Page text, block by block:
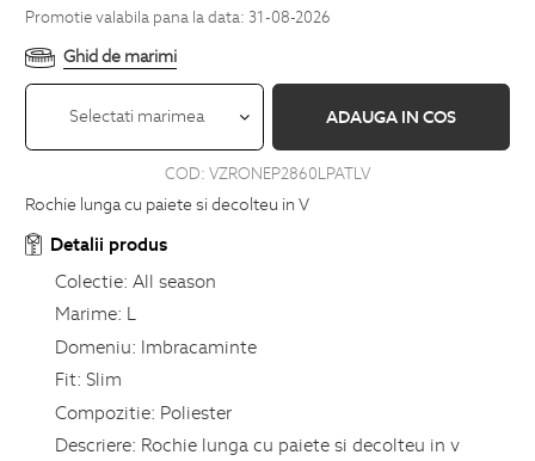
Promotie valabila pana la data: 31-08-2026
Ghid de marimi
Selectati marimea ADAUGA IN COS
COD: VZRONEP2860LPATLV
Rochie lunga cu paiete si decolteu in V
Detalii produs
Colectie: All season
Marime: L
Domeniu: Imbracaminte
Fit: Slim
Compozitie: Poliester
Descriere: Rochie lunga cu paiete si decolteu in v